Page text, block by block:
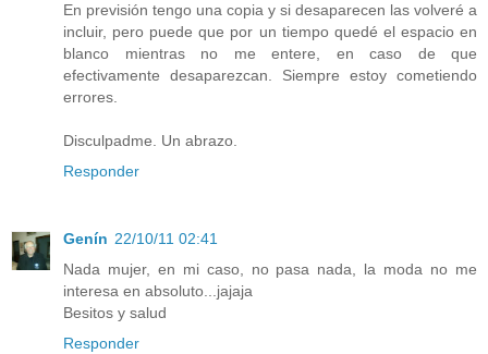
En previsión tengo una copia y si desaparecen las volveré a
incluir, pero puede que por un tiempo quedé el espacio en
blanco mientras no me entere, en caso de que
efectivamente desaparezcan. Siempre estoy cometiendo
errores.
Disculpadme. Un abrazo.
Responder
Genín 22/10/11 02:41
Nada mujer, en mi caso, no pasa nada, la moda no me
interesa en absoluto...jajaja
Besitos y salud
Responder